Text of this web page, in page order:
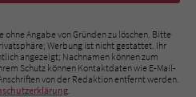
Angabe von Gründen zu löschen. Bitte
Werbung ist nicht gestattet. Ihr
angezeigt; Nachnamen können zum
Schutz können Kontaktdaten wie E-Mail-
von der Redaktion entfernt werden.
.